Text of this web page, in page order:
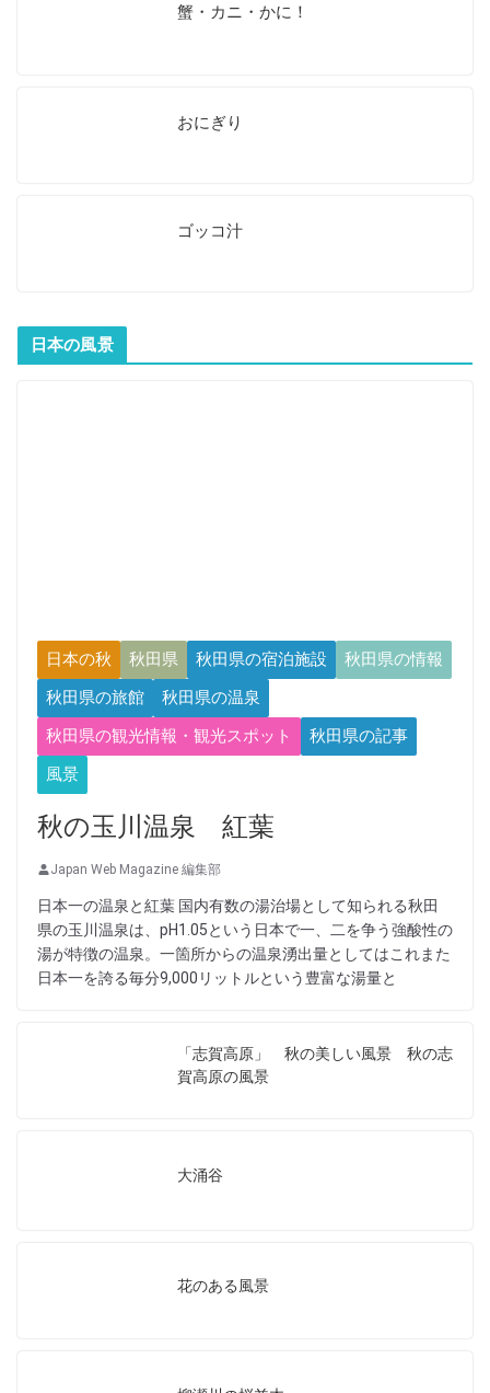
蟹・カニ・かに！
おにぎり
ゴッコ汁
日本の風景
日本の秋 秋田県 秋田県の宿泊施設
秋田県の情報
秋田県の旅館
秋田県の温泉
秋田県の観光情報・観光スポット
秋田県の記事
風景
秋の玉川温泉 紅葉
Japan Web Magazine 編集部
日本一の温泉と紅葉 国内有数の湯治場として知られる秋田
県の玉川温泉は、pH1.05という日本で一、二を争う強酸性の
湯が特徴の温泉。一箇所からの温泉湧出量としてはこれまた
日本一を誇る毎分9,000リットルという豊富な湯量と
「志賀高原」 秋の美しい風景 秋の志
賀高原の風景
大涌谷
花のある風景